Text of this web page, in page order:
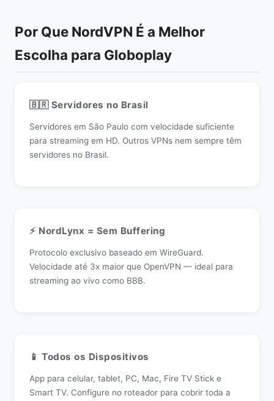
Por Que NordVPN É a Melhor
Escolha para Globoplay
🇧🇷 Servidores no Brasil
Servidores em São Paulo com velocidade suficiente
para streaming em HD. Outros VPNs nem sempre têm
servidores no Brasil.
⚡ NordLynx = Sem Buffering
Protocolo exclusivo baseado em WireGuard.
Velocidade até 3x maior que OpenVPN — ideal para
streaming ao vivo como BBB.
📱 Todos os Dispositivos
App para celular, tablet, PC, Mac, Fire TV Stick e
Smart TV. Configure no roteador para cobrir toda a